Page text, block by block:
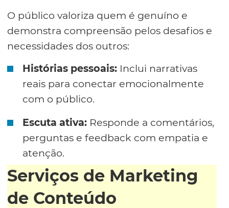
O público valoriza quem é genuíno e
demonstra compreensão pelos desafios e
necessidades dos outros:
Histórias pessoais: Inclui narrativas
reais para conectar emocionalmente
com o público.
Escuta ativa: Responde a comentários,
perguntas e feedback com empatia e
atenção.
Serviços de Marketing
de Conteúdo